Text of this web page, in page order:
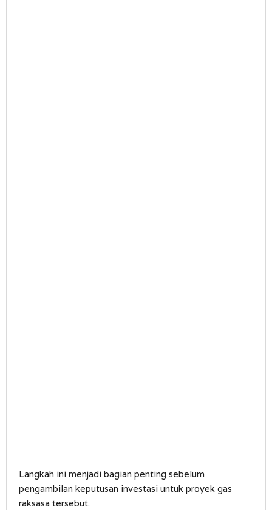
Langkah ini menjadi bagian penting sebelum
pengambilan keputusan investasi untuk proyek gas
raksasa tersebut.